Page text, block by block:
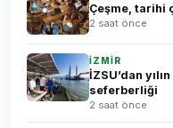
Çeşme, tarihi
2 saat önce
İZMİR
İZSU’dan
seferberliği
2 saat önce